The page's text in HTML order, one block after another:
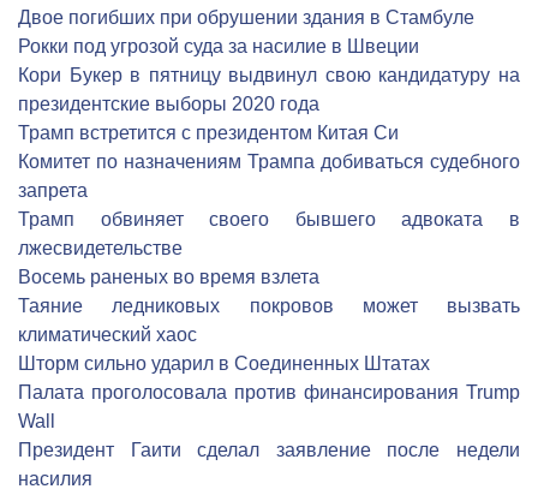
Двое погибших при обрушении здания в Стамбуле
Рокки под угрозой суда за насилие в Швеции
Кори Букер в пятницу выдвинул свою кандидатуру на
президентские выборы 2020 года
Трамп встретится с президентом Китая Си
Комитет по назначениям Трампа добиваться судебного
запрета
Трамп обвиняет своего бывшего адвоката в
лжесвидетельстве
Восемь раненых во время взлета
Таяние ледниковых покровов может вызвать
климатический хаос
Шторм сильно ударил в Соединенных Штатах
Палата проголосовала против финансирования Trump
Wall
Президент Гаити сделал заявление после недели
насилия